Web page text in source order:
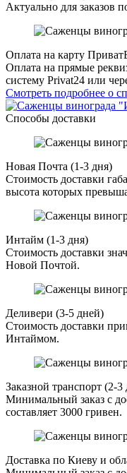
Актуально для заказов
Оплата на карту
Оплата на прямые
систему Privat24 или
Смотреть подробнее о
Способы доставки
Новая Почта (1-3 дня)
Стоимость доставки
высота которых
Интайм (1-3 дня)
Стоимость доставки
Новой Почтой.
Деливери (3-5 дней)
Стоимость доставки
Интаймом.
Заказной транспорт (2-3
Минимальный заказ с
составляет 3000 гривен.
Доставка по Киеву и